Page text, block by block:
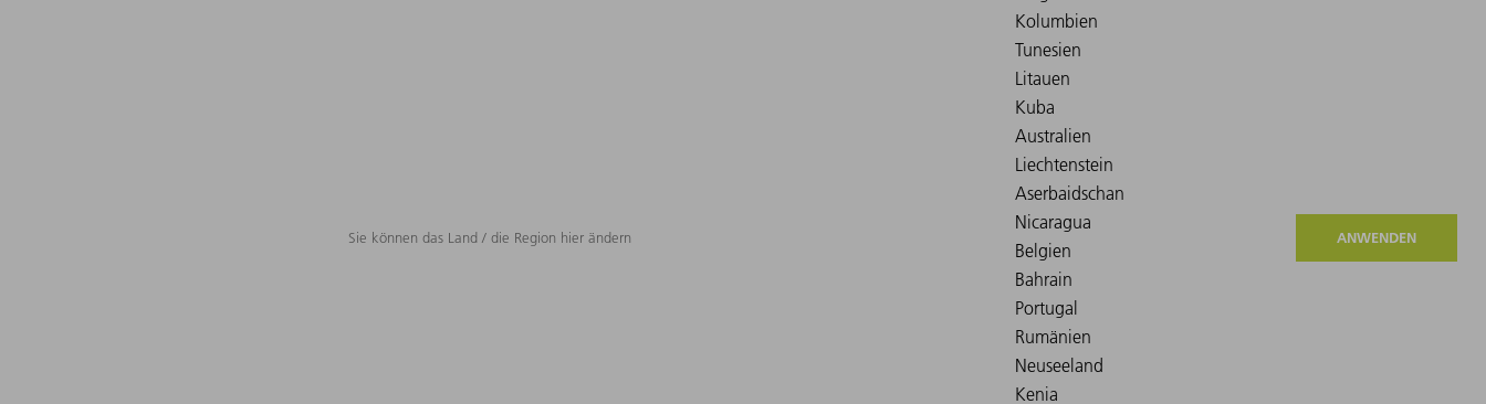
Sie können das Land / die Region hier ändern ANWENDEN